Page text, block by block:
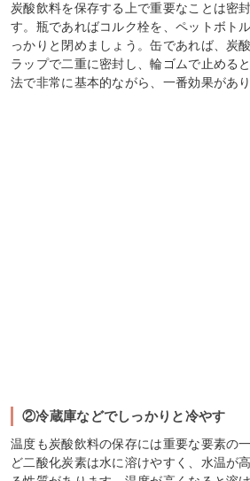
炭酸飲料を保存する上で重要なことは密
す。瓶であればコルク栓を、ペットボト
っかりと閉めましょう。缶であれば、炭
ラップで二重に密封し、輪ゴムで止める
法で非常に基本的ながら、一番効果があり
②冷蔵庫などでしっかりと冷やす
温度も炭酸飲料の保存には重要な要素の
ど二酸化炭素は水に溶けやすく、水温が